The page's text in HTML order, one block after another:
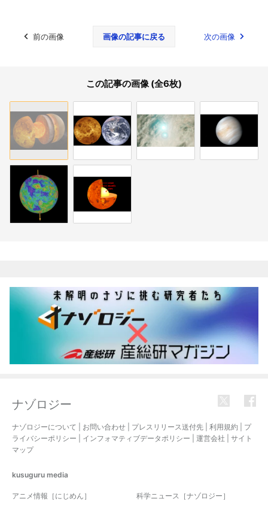
前の画像 画像の記事に戻る 次の画像
この記事の画像 (全6枚)
ナゾロジー
ナゾロジーについて お問い合わせ プレスリリース送付先 利用規約
プ
ライバシーポリシー
インフォマティブデータポリシー 運営会社
サイト
マップ
kusuguru media
アニメ情報［にじめん］
科学ニュース［ナゾロジー］